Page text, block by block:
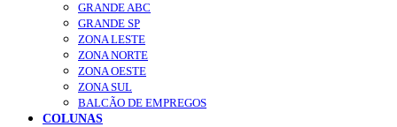
GRANDE ABC
GRANDE SP
ZONA LESTE
ZONA NORTE
ZONA OESTE
ZONA SUL
BALCÃO DE EMPREGOS
COLUNAS